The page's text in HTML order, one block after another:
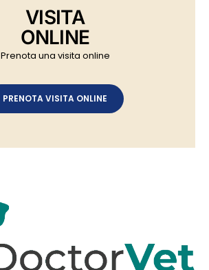
VISITA
ONLINE
Prenota una visita online
PRENOTA VISITA ONLINE